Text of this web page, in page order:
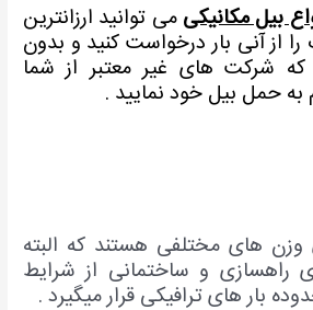
بیل مکانیکیمی توانید ارزانترین
از آنی بار درخواست کنید و بدون
شرکت های غیر معتبر از شما
به حمل بیل خود نمایید .
وزن های مختلفی هستند که البته
راهسازی و ساختمانی از شرایط
بار های ترافیکی قرار میگیرد .